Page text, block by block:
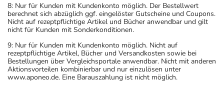
8: Nur für Kunden mit Kundenkonto möglich. Der Bestellwert
berechnet sich abzüglich ggf. eingelöster Gutscheine und Coupons.
Nicht auf rezeptpflichtige Artikel und Bücher anwendbar und gilt
nicht für Kunden mit Sonderkonditionen.
9: Nur für Kunden mit Kundenkonto möglich. Nicht auf
rezeptpflichtige Artikel, Bücher und Versandkosten sowie bei
Bestellungen über Vergleichsportale anwendbar. Nicht mit anderen
Aktionsvorteilen kombinierbar und nur einzulösen unter
www.aponeo.de. Eine Barauszahlung ist nicht möglich.